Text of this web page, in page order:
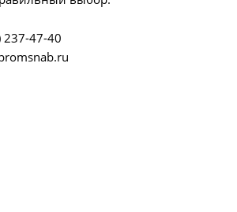
237-47-40